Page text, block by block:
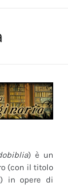
) è un
(con il titolo
in opere di